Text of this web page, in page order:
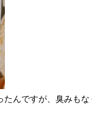
たんですが、臭みも